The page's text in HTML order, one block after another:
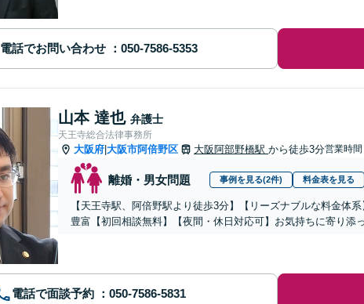
電話でお問い合わせ
山本 達也 弁護士
天王寺総合法律事務所
大阪府 大阪市阿倍野区 大阪阿部野橋駅 から徒歩3分営業時間
離婚・男女問題 事例を見る(2件) 料金表を見る
【天王寺駅、阿倍野駅より徒歩3分】【リーズナブルな料金体
豊富【初回相談無料】【夜間・休日対応可】お気持ちに寄り添
電話で面談予約